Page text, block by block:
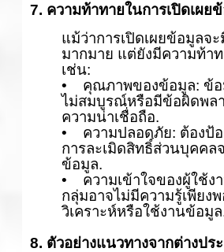
7. ความท้าทายในการเปิดเผย
แม้ว่าการเปิดเผยข้อมูลจ
มากมาย แต่ยังมีความท้า
เช่น:
• คุณภาพของข้อมูล: ข้อ
ไม่สมบูรณ์หรือมีข้อผิดพล
ความน่าเชื่อถือ.
• ความปลอดภัย: ต้องป้อ
การละเมิดสิทธิ์ส่วนบุคคล
ข้อมูล.
• ความเข้าใจของผู้ใช้ง
กลุ่มอาจไม่มีความรู้เพียง
วิเคราะห์หรือใช้งานข้อมูล
8. ตัวอย่างแนวทางจากต่างปร